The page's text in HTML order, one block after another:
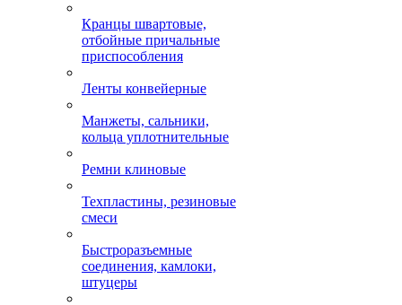
Кранцы швартовые,
отбойные причальные
приспособления
Ленты конвейерные
Манжеты, сальники,
кольца уплотнительные
Ремни клиновые
Техпластины, резиновые
смеси
Быстроразъемные
соединения, камлоки,
штуцеры